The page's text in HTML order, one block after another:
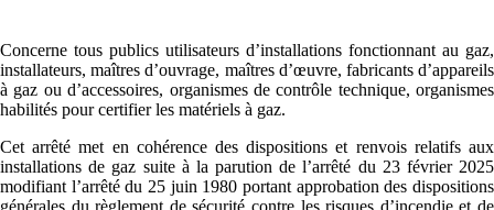
Concerne tous publics utilisateurs d’installations fonctionnant au gaz,
installateurs, maîtres d’ouvrage, maîtres d’œuvre, fabricants d’appareils
à gaz ou d’accessoires, organismes de contrôle technique, organismes
habilités pour certifier les matériels à gaz.
Cet arrêté met en cohérence des dispositions et renvois relatifs aux
installations de gaz suite à la parution de l’arrêté du 23 février 2025
modifiant l’arrêté du 25 juin 1980 portant approbation des dispositions
générales du règlement de sécurité contre les risques d’incendie et de